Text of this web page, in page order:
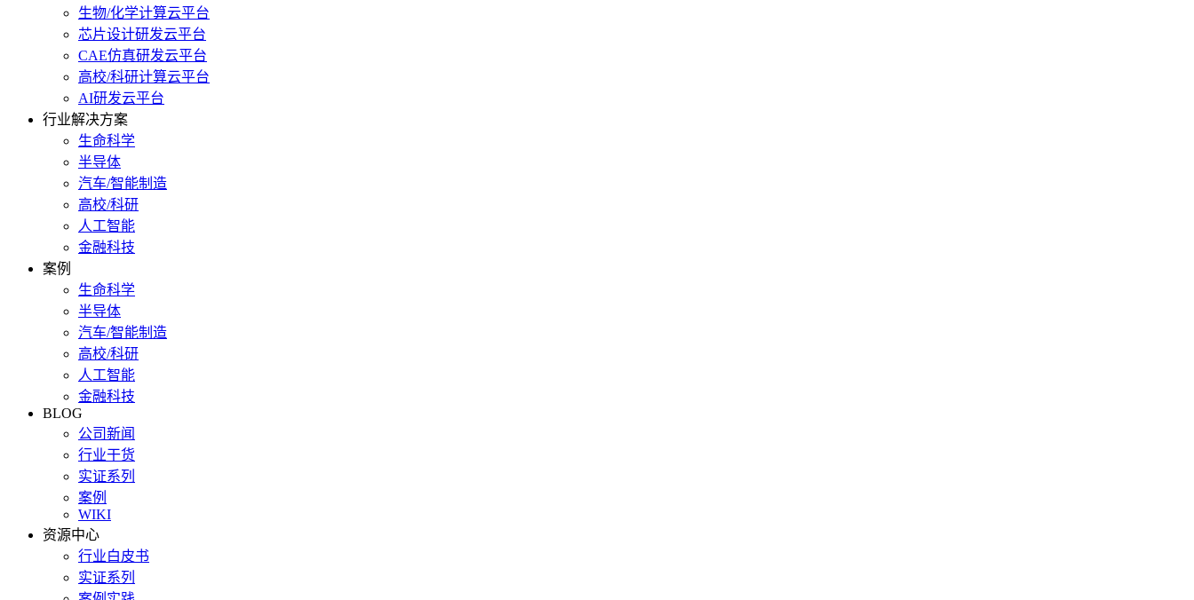
生物/化学计算云平台
芯片设计研发云平台
CAE仿真研发云平台
高校/科研计算云平台
AI研发云平台
行业解决方案
生命科学
半导体
汽车/智能制造
高校/科研
人工智能
金融科技
案例
生命科学
半导体
汽车/智能制造
高校/科研
人工智能
金融科技
BLOG
公司新闻
行业干货
实证系列
案例
WIKI
资源中心
行业白皮书
实证系列